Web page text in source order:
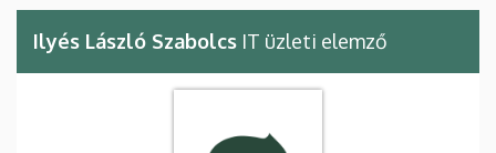
Ilyés László Szabolcs IT üzleti elemző